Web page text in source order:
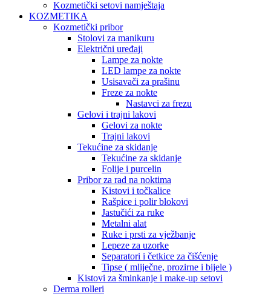
Kozmetički setovi namještaja
KOZMETIKA
Kozmetički pribor
Stolovi za manikuru
Električni uređaji
Lampe za nokte
LED lampe za nokte
Usisavači za prašinu
Freze za nokte
Nastavci za frezu
Gelovi i trajni lakovi
Gelovi za nokte
Trajni lakovi
Tekućine za skidanje
Tekućine za skidanje
Folije i purcelin
Pribor za rad na noktima
Kistovi i točkalice
Rašpice i polir blokovi
Jastučići za ruke
Metalni alat
Ruke i prsti za vježbanje
Lepeze za uzorke
Separatori i četkice za čišćenje
Tipse ( mliječne, prozirne i bijele )
Kistovi za šminkanje i make-up setovi
Derma rolleri